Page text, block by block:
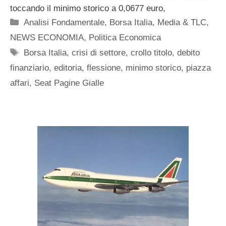
toccando il minimo storico a 0,0677 euro,
Categorie
Analisi Fondamentale, Borsa Italia, Media & TLC,
NEWS ECONOMIA, Politica Economica
Tag
Borsa Italia,crisi di settore,crollo titolo,debito
finanziario, editoria, flessione, minimo storico, piazza
affari, Seat Pagine Gialle